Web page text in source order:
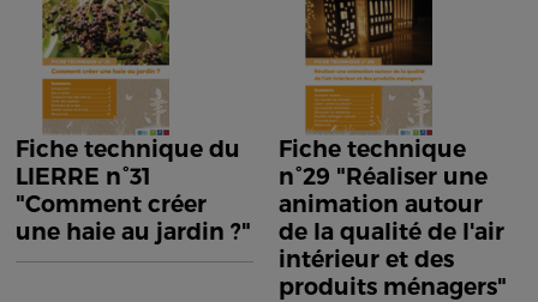
Fiche technique du
LIERRE n°31
"Comment créer
une haie au jardin ?"
Fiche technique
n°29 "Réaliser une
animation autour
de la qualité de l'air
intérieur et des
produits ménagers"